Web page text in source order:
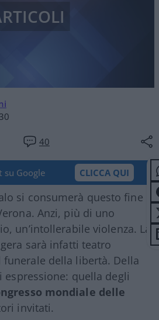
40
su Google CLICCA QUI
si consumerà questo fine
Anzi, più di uno
un’intollerabile violenza. La
sarà infatti teatro
della libertà. Della
quella degli
mondiale delle
invitati.